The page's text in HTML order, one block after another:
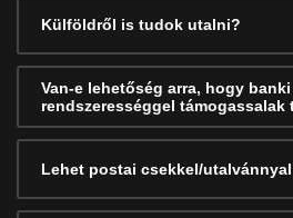
Külföldről is tudok utalni?
Van-e lehetőség arra, hogy
rendszerességgel támogassalak
Lehet postai csekkel/